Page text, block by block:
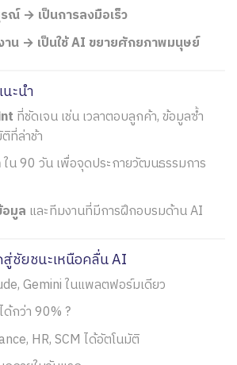
ณ์ → เป็นการลงมือเร็ว
าน → เป็นใช้ AI ขยายศักยภาพมนุษย์
ะนำ
ที่ชัดเจน เช่น เวลาตอบลูกค้า, ข้อมูลซ้ำ
ที่ล่าช้า
ใน 90 วัน เพื่อจุดประกายวัฒนธรรมการ
มูล และทีมงานที่มีการฝึกอบรมด้าน AI
ชัยชนะเหนือคลื่น AI
Gemini ในแพลตฟอร์มเดียว
กว่า 90% ?
HR, SCM ได้อัตโนมัติ